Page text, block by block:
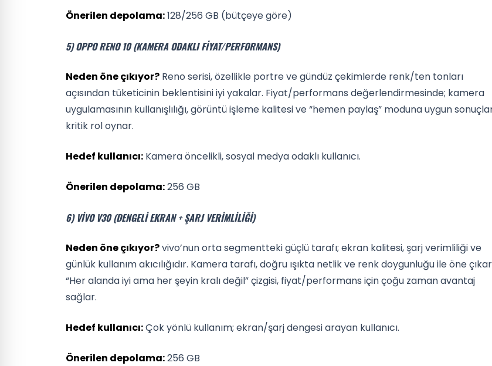
Önerilen depolama:128/256 GB (bütçeye göre)
5) OPPO RENO 10 (KAMERA ODAKLI FIYAT/PERFORMANS)
Neden öne çıkıyor? Reno serisi, özellikle portre ve gündüz çekimlerde renk/ten tonları
açısından tüketicinin beklentisini iyi yakalar. Fiyat/performans değerlendirmesinde; kamera
uygulamasının kullanışlılığı, görüntü işleme kalitesi ve “hemen paylaş” moduna uygun
kritik rol oynar.
Hedef kullanıcı: Kamera öncelikli, sosyal medya odaklı kullanıcı.
Önerilen depolama:256 GB
6) VIVO V30 (DENGELI EKRAN + ŞARJ VERIMLILIĞI)
Neden öne çıkıyor?vivo’nun orta segmentteki güçlü tarafı; ekran kalitesi, şarj verimliliği ve
günlük kullanım akıcılığıdır. Kamera tarafı, doğru ışıkta netlik ve renk doygunluğu ile öne
“Her alanda iyi ama her şeyin kralı değil” çizgisi, fiyat/performans için çoğu zaman avantaj
sağlar.
Hedef kullanıcı:Çok yönlü kullanım; ekran/şarj dengesi arayan kullanıcı.
Önerilen depolama:256 GB